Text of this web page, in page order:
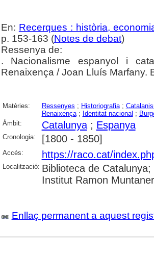
En: Recerques : història,
p. 153-163 (Notes de debat)
Ressenya de:
. Nacionalisme espanyol i
Renaixença / Joan Lluís Marfany.
Matèries: Ressenyes ; Historiografia;
Renaixença; Identitat nacional ;
Àmbit:
Catalunya; Espanya
Cronologia: [1800 - 1850]
Accés: https://raco.cat/
Localització: Biblioteca de
Institut Ramon
Enllaç permanent a aquest